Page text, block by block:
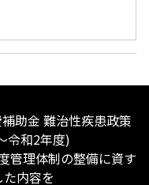
助金 難治性疾患政策
令和2年度)
管理体制の整備に資す
内容を